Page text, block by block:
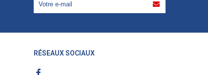
RÉSEAUX SOCIAUX